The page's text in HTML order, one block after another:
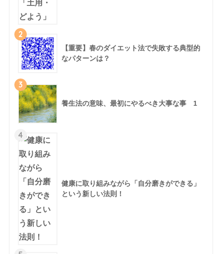
2
【重要】春のダイエット法で失敗する典型的
なパターンは？
3
養生法の意味、最初にやるべき大事な事 1
4
健康に取り組みながら「自分磨きができる」
という新しい法則！